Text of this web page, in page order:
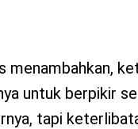
menambahkan,
untuk berpikir
tapi